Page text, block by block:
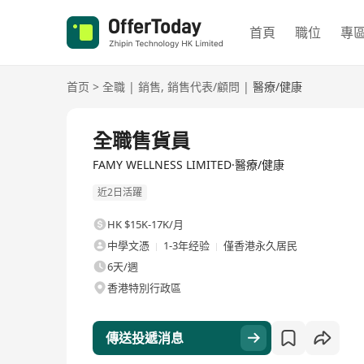
首頁 職位 專
首页 > 全職 | 銷售, 銷售代表/顧問 | 醫療/健康
全職售貨員
FAMY WELLNESS LIMITED·醫療/健康
近2日活躍
HK $15K-17K/月
中學文憑
1-3年经验
僅香港永久居民
6天/週
香港特別行政區
傳送投遞消息